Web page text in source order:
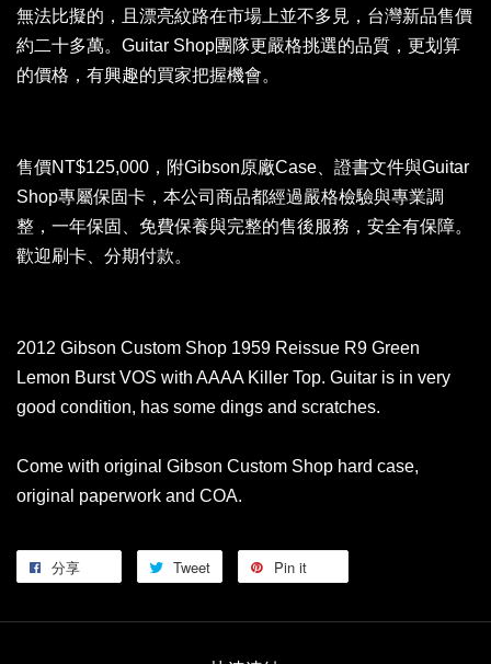
無法比擬的，且漂亮紋路在市場上並不多見，台灣新品售價
約二十多萬。Guitar Shop團隊更嚴格挑選的品質，更划算
的價格，有興趣的買家把握機會。
售價NT$125,000，附Gibson原廠Case、證書文件與Guitar
Shop專屬保固卡， 本公司商品都經過嚴格檢驗與專業調
整，一年保固、免費保養與完整的售後服務，安全有保障。
歡迎刷卡、分期付款。
2012 Gibson Custom Shop 1959 Reissue R9 Green
Lemon Burst VOS with AAAA Killer Top. Guitar is in very
good condition, has some dings and scratches.
Come with original Gibson Custom Shop hard case,
original paperwork and COA.
分享 Tweet Pin it